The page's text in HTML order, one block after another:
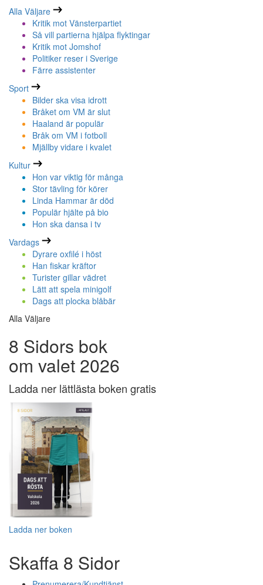
Alla Väljare
Kritik mot Vänsterpartiet
Så vill partierna hjälpa flyktingar
Kritik mot Jomshof
Politiker reser i Sverige
Färre assistenter
Sport
Bilder ska visa idrott
Bråket om VM är slut
Haaland är populär
Bråk om VM i fotboll
Mjällby vidare i kvalet
Kultur
Hon var viktig för många
Stor tävling för körer
Linda Hammar är död
Populär hjälte på bio
Hon ska dansa i tv
Vardags
Dyrare oxfilé i höst
Han fiskar kräftor
Turister gillar vädret
Lätt att spela minigolf
Dags att plocka blåbär
Alla Väljare
8 Sidors bok
om valet 2026
Ladda ner lättlästa boken gratis
Ladda ner boken
Skaffa 8 Sidor